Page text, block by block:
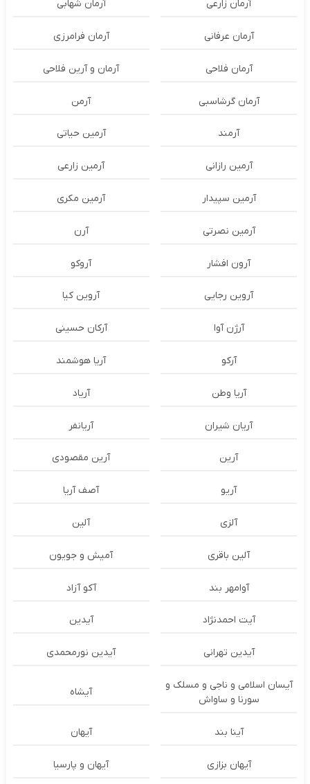
آرمان زارعی آرمان شهابی
آرمان عرفانی آرمان فرامرزی
آرمان فلاحی آرمان و آرین فلاحی
آرمان گرشاسبی آرمن
آرمند آرمین حیاتی
آرمین رازانی آرمین زارعی
آرمین سپیدار آرمین مکری
آرمین نصرتی آرن
آرون افشار آروکو
آروین رجایی آروین کیا
آرژن آوا آرکان حسینی
آرکو آریا هوشمند
آریا وطن آریاد
آریان شیران آریانفر
آرین آرین مقصودی
آریو آصف آریا
آلزی آلین
آلین باقری آمیش و جویون
آوامهر بند آکو آزاد
آیت احمدنژاد آیدین
آیدین تهرانی آیدین نورمحمدی
آیسان اسلامی و ناجی و مسلک و
سورنا و ساواش
آیشاه
آینا بند آیهان
آیهان بزازی آیهان و پارسیا